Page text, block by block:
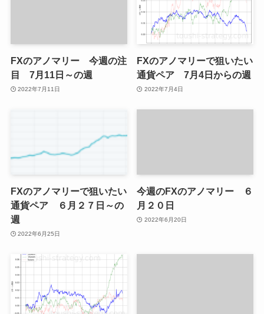
FXのアノマリー 今週の注
目 7月11日～の週
2022年7月11日
FXのアノマリーで狙いたい
通貨ペア 7月4日からの週
2022年7月4日
FXのアノマリーで狙いたい
通貨ペア ６月２７日～の
週
2022年6月25日
今週のFXのアノマリー ６
月２０日
2022年6月20日